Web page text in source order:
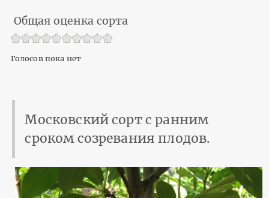
Общая оценка сорта
Голосов пока нет
Московский сорт с ранним
сроком созревания плодов.